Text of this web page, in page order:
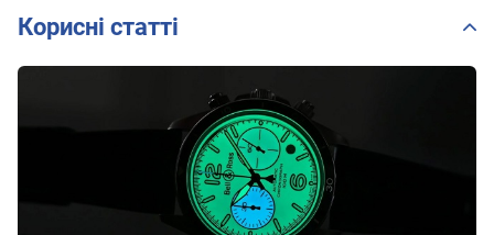
Корисні статті